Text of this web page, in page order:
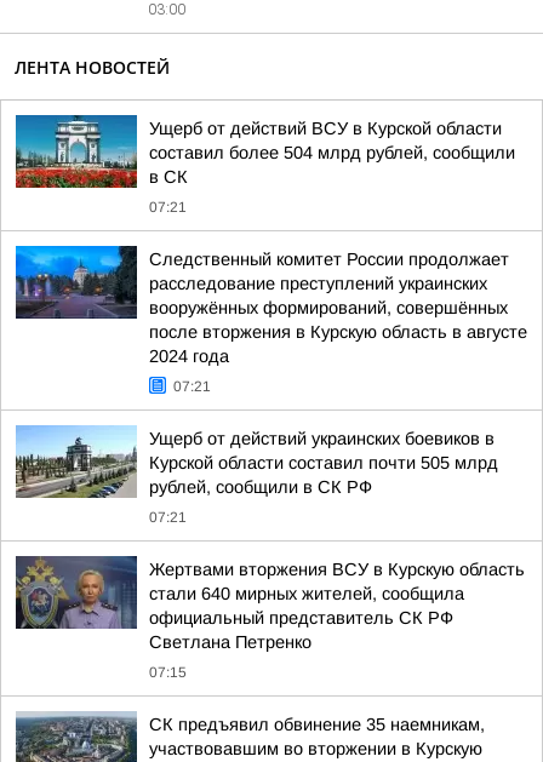
03:00
ЛЕНТА НОВОСТЕЙ
Ущерб от действий ВСУ в Курской области
составил более 504 млрд рублей, сообщили
в СК
07:21
Следственный комитет России продолжает
расследование преступлений украинских
вооружённых формирований, совершённых
после вторжения в Курскую область в августе
2024 года
07:21
Ущерб от действий украинских боевиков в
Курской области составил почти 505 млрд
рублей, сообщили в СК РФ
07:21
Жертвами вторжения ВСУ в Курскую область
стали 640 мирных жителей, сообщила
официальный представитель СК РФ
Светлана Петренко
07:15
СК предъявил обвинение 35 наемникам,
участвовавшим во вторжении в Курскую